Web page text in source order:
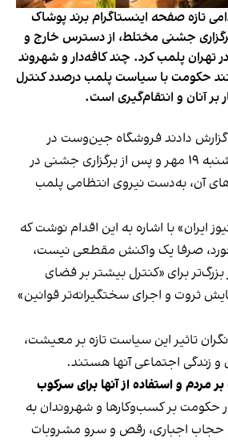
تازه صفحه اینستاگرام برند پوشاک
جشنی مختلط، از دسترس خارج و
تهران پلمب کرد. چند کافه‌‌دار و شهروند
حکومت با سیاست پلمب درصدد کنترل
آنان و انتقام‌گیری است.
گزارش دادند فروشگاه جین‌وست در
خیابان فرشته تهران، شنبه ۱۹ مهر و پس از برگزاری جشنی در
آن، به‌دست نیروی انتظامی پلمب
ایران» با اشاره به این اقدام نوشت که
صرفا یک واکنش مقطعی نیست،
بزرگ‌تر برای «کنترل بیشتر بر فضای
ثروت و اجرای سختگیرانه‌تر قوانین»
تاثیر این سیاست‌ تازه بر معیشت،
زندگی اجتماعی آنها هستند.
مردم و استفاده از آنها برای سرکوب
حکومت بر کسب‌وکارها و شهروندان به
حجاب اجباری، رقص و سرو مشروبات